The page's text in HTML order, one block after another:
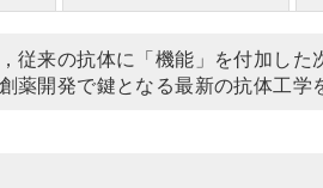
従来の抗体に「機能」を付加し
薬開発で鍵となる最新の抗体工学